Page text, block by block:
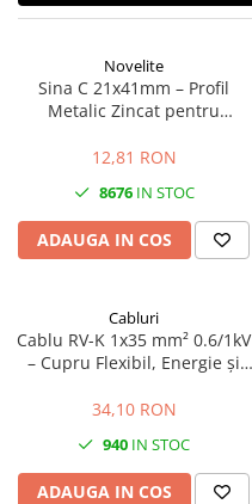
Novelite
Sina C 21x41mm – Profil
Metalic Zincat pentru
Jgheaburilor Port-Cablu
12,81 RON
8676IN STOC
ADAUGA IN COS
Cabluri
Cablu RV-K 1x35 mm² 0.6/1kV
– Cupru Flexibil, Energie și
34,10 RON
940 IN STOC
ADAUGA IN COS